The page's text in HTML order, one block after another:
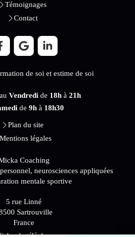
Témoignages
Contact
de soi et estime de soi
Vendredide 18hà 21h
de 9h à 18h30
Plan du site
Mentions légales
Coaching
neurosciences appliquées
mentale sportive
5 rue Linné
Sartrouville
France